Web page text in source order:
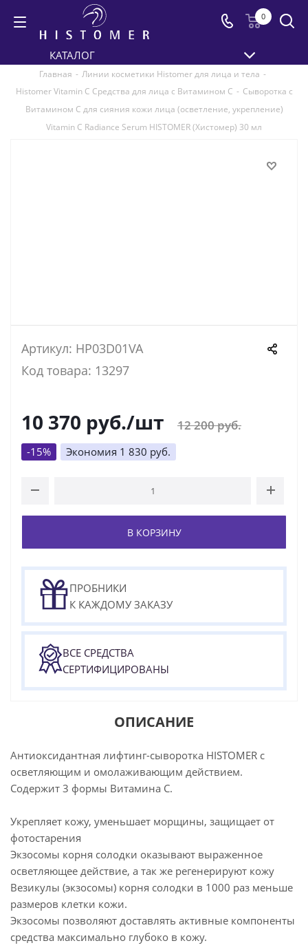
0
КАТАЛОГ
Главная - Линии косметики Histomer для лица и тела -
Histomer Vitamin C Средства для лица с Витамином C - Сыворотка с
Витамином С для сияния кожи лица (осветление, укрепление)
Vitamin C Radiance Serum HISTOMER (Хистомер) 30 мл
Артикул: HP03D01VA
Код товара: 13297
10 370 руб./шт 12 200руб.
-15% Экономия 1 830 руб.
В КОРЗИНУ
ПРОБНИКИ
К КАЖДОМУ ЗАКАЗУ
ВСЕ СРЕДСТВА
СЕРТИФИЦИРОВАНЫ
ОПИСАНИЕ
Антиоксидантная лифтинг-сыворотка HISTOMER с
осветляющим и омолаживающим действием.
Содержит 3 формы Витамина C.
Укрепляет кожу, уменьшает морщины, защищает от
фотостарения
Экзосомы корня солодки оказывают выраженное
осветляющее действие, а так же регенерируют кожу
Везикулы (экзосомы) корня солодки в 1000 раз меньше
размеров клетки кожи.
Экзосомы позволяют доставлять активные компоненты
средства максимально глубоко в кожу.